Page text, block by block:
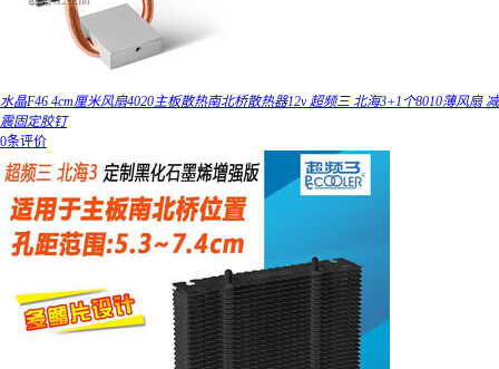
水晶F46 4cm厘米风扇4020主板散热南北桥散热器12v 超频三 北海3+1个8010薄风扇 减
震固定胶钉
0条评价